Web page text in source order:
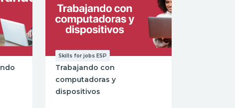
Skills for jobs ESP
Trabajando con
computadoras y
dispositivos